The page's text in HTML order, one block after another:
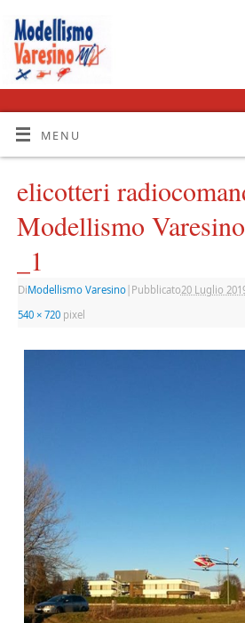
MENU
elicotteri
Modellismo
_1
DiModellismo Varesino| Pubblicato20 Luglio
540 × 720pixel